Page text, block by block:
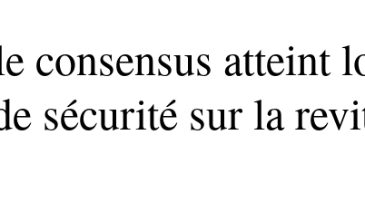
consensus atteint
sécurité sur la